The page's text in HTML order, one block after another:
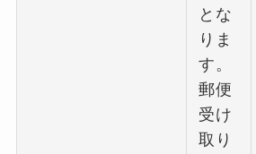
とな
りま
す。
郵便
受け
取り